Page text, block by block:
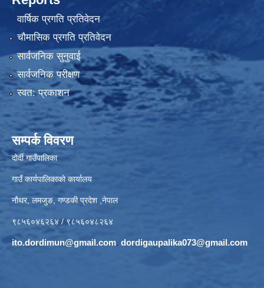
वार्षिक प्रगति प्रतिवेदन
चौमासिक प्रगति प्रतिवेदन
सार्वजनिक सुनुवाई
सार्वजनिक परीक्षण
स्वत: प्रकाशन
सम्पर्क विवरण
दोर्दी गाउँपालिका
गाउँ कार्यपालिकाको कार्यालय
नौथर, लमजुङ, गण्डकी प्रदेश ,नेपाल
९८५६०४६२६४ / ९८५६०४८२६४
ito.dordimun@gmail.com, dordigaupalika073@gmail.com